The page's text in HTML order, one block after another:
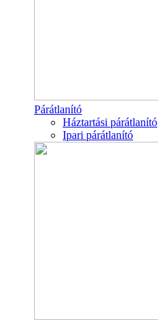
Párátlanító
Háztartási párátlanító
Ipari párátlanító